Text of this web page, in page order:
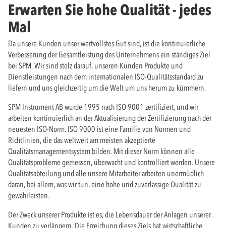
Erwarten Sie hohe Qualität - jedes
Mal
Da unsere Kunden unser wertvollstes Gut sind, ist die kontinuierliche
Verbesserung der Gesamtleistung des Unternehmens ein ständiges Ziel
bei SPM. Wir sind stolz darauf, unseren Kunden Produkte und
Dienstleistungen nach dem internationalen ISO-Qualitätsstandard zu
liefern und uns gleichzeitig um die Welt um uns herum zu kümmern.
SPM Instrument AB wurde 1995 nach ISO 9001 zertifiziert, und wir
arbeiten kontinuierlich an der Aktualisierung der Zertifizierung nach der
neuesten ISO-Norm. ISO 9000 ist eine Familie von Normen und
Richtlinien, die das weltweit am meisten akzeptierte
Qualitätsmanagementsystem bilden. Mit dieser Norm können alle
Qualitätsprobleme gemessen, überwacht und kontrolliert werden. Unsere
Qualitätsabteilung und alle unsere Mitarbeiter arbeiten unermüdlich
daran, bei allem, was wir tun, eine hohe und zuverlässige Qualität zu
gewährleisten.
Der Zweck unserer Produkte ist es, die Lebensdauer der Anlagen unserer
Kunden zu verlängern. Die Erreichung dieses Ziels hat wirtschaftliche